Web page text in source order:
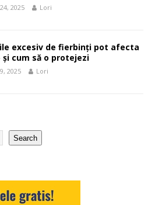
2025 Lori
excesiv de fierbinți pot afecta
cum să o protejezi
2025 Lori
Search